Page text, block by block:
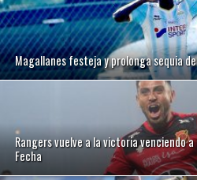
Magallanes festeja y prolonga sequia
Rangers vuelve a la victoria venciendo
Fecha